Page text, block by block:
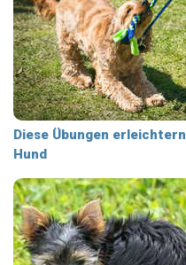
Diese Übungen
Hund